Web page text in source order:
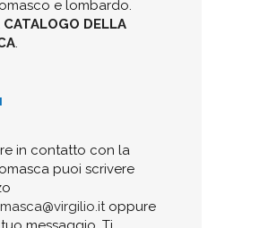
e lombardo.
CATALOGO DELLA
.
in contatto con la
puoi scrivere
oppure